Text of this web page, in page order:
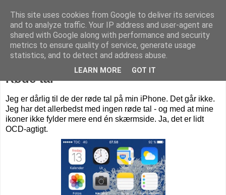
Livet på Vestegnen
Røde tal
Jeg er dårlig til de der røde tal på min iPhone. Det går ikke.
Jeg har det allerbedst med ingen røde tal - og med at mine
ikoner ikke fylder mere end én skærmside. Ja, det er lidt
OCD-agtigt.
This site uses cookies from Google to deliver its services
and to analyze traffic. Your IP address and user-agent are
shared with Google along with performance and security
metrics to ensure quality of service, generate usage
statistics, and to detect and address abuse.
LEARN MORE GOT IT